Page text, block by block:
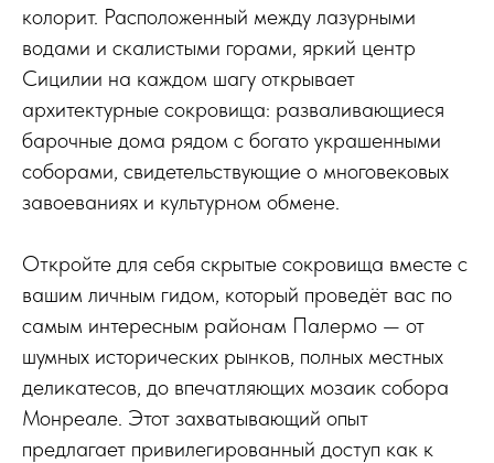
колорит. Расположенный между лазурными
водами и скалистыми горами, яркий центр
Сицилии на каждом шагу открывает
архитектурные сокровища: разваливающиеся
барочные дома рядом с богато украшенными
соборами, свидетельствующие о многовековых
завоеваниях и культурном обмене.
Откройте для себя скрытые сокровища вместе с
вашим личным гидом, который проведёт вас по
самым интересным районам Палермо — от
шумных исторических рынков, полных местных
деликатесов, до впечатляющих мозаик собора
Монреале. Этот захватывающий опыт
предлагает привилегированный доступ как к